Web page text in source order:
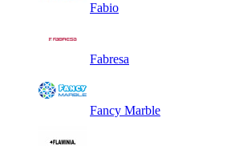
Fabio
Fabresa
Fancy Marble